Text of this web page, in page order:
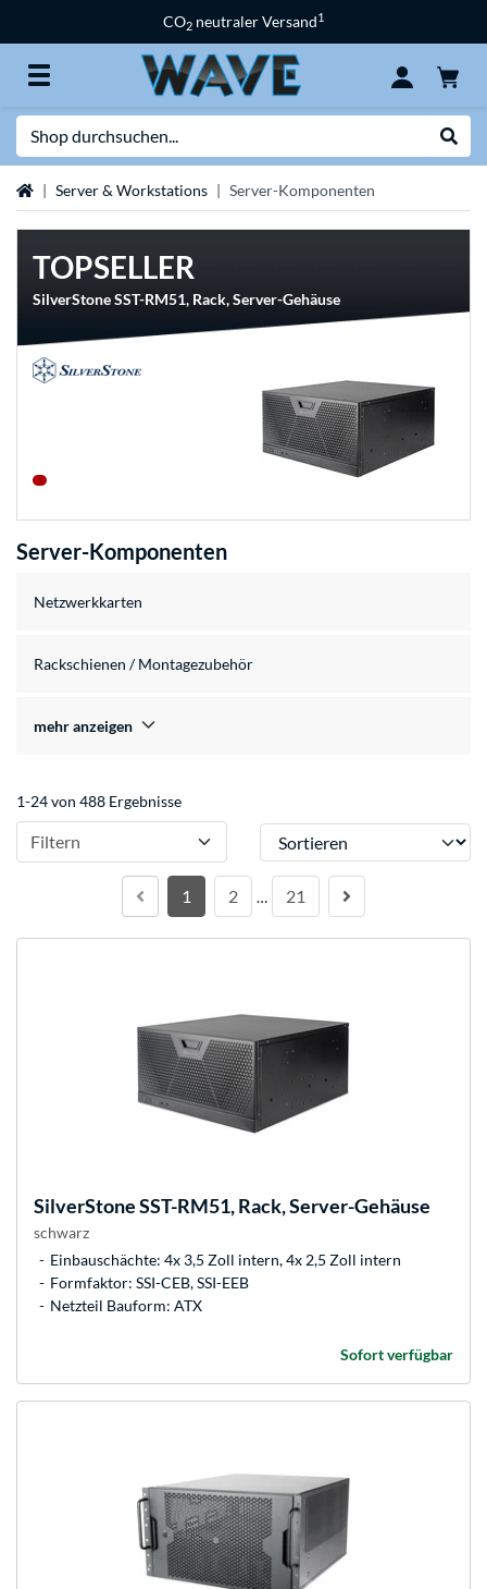
CO2 neutraler Versand1
StartseiteServer & Workstations Server-Komponenten
TOPSELLER
SilverStone SST-RM51, Rack, Server-Gehäuse
Server-Komponenten
Netzwerkkarten
Rackschienen / Montagezubehör
mehr anzeigen
1-24 von 488 Ergebnisse
Filtern Sortieren
1 2 … 21
SilverStoneSST-RM51, Rack, Server-Gehäuse
schwarz
Einbauschächte: 4x 3,5 Zoll intern, 4x 2,5 Zoll intern
Formfaktor: SSI-CEB, SSI-EEB
Netzteil Bauform: ATX
Sofort verfügbar